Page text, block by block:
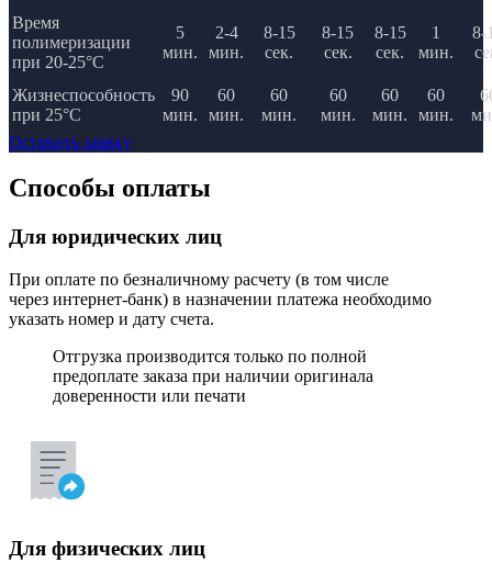
Время
полимеризации
при 20-25°C
5
мин.
2-4
мин.
8-15
сек.
8-15
сек.
8-15
сек.
1
мин.
8-
Жизнеспособность
при 25°C
90
мин.
60
мин.
60
мин.
60
мин.
60
мин.
60
мин.
Оставить заявку
Способы оплаты
Для юридических лиц
При оплате по безналичному расчету (в том числе
через интернет-банк) в назначении платежа необходимо
указать номер и дату счета.
Отгрузка производится только по полной
предоплате заказа при наличии оригинала
доверенности или печати
Для физических лиц